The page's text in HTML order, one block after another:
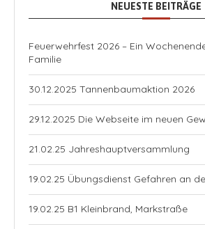
NEUESTE BEITRÄGE
Feuerwehrfest 2026 – Ein
Familie
30.12.2025 Tannenbaumaktion 2026
29.12.2025 Die Webseite im neuen
21.02.25 Jahreshauptversammlung
19.02.25 Übungsdienst Gefahren an
19.02.25 B1 Kleinbrand, Markstraße